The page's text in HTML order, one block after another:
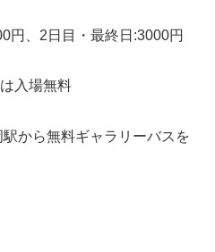
円、2日目・最終日:3000円
入場無料
から無料ギャラリーバスを